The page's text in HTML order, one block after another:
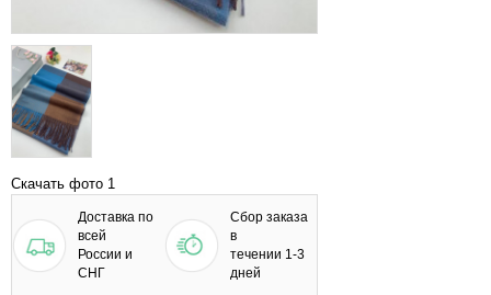
Скачать фото 1
Доставка по
всей
России и
СНГ
Сбор заказа
в
течении 1-3
дней